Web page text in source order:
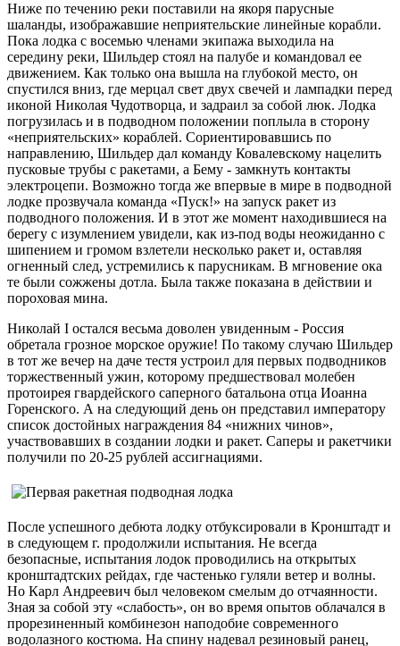
Ниже по течению реки поставили на якоря парусные
шаланды, изображавшие неприятельские линейные корабли.
Пока лодка с восемью членами экипажа выходила на
середину реки, Шильдер стоял на палубе и командовал ее
движением. Как только она вышла на глубокой место, он
спустился вниз, где мерцал свет двух свечей и лампадки перед
иконой Николая Чудотворца, и задраил за собой люк. Лодка
погрузилась и в подводном положении поплыла в сторону
«неприятельских» кораблей. Сориентировавшись по
направлению, Шильдер дал команду Ковалевскому нацелить
пусковые трубы с ракетами, а Бему - замкнуть контакты
электроцепи. Возможно тогда же впервые в мире в подводной
лодке прозвучала команда «Пуск!» на запуск ракет из
подводного положения. И в этот же момент находившиеся на
берегу с изумлением увидели, как из-под воды неожиданно с
шипением и громом взлетели несколько ракет и, оставляя
огненный след, устремились к парусникам. В мгновение ока
те были сожжены дотла. Была также показана в действии и
пороховая мина.
Николай I остался весьма доволен увиденным - Россия
обретала грозное морское оружие! По такому случаю Шильдер
в тот же вечер на даче тестя устроил для первых подводников
торжественный ужин, которому предшествовал молебен
протоирея гвардейского саперного батальона отца Иоанна
Горенского. А на следующий день он представил императору
список достойных награждения 84 «нижних чинов»,
участвовавших в создании лодки и ракет. Саперы и ракетчики
получили по 20-25 рублей ассигнациями.
После успешного дебюта лодку отбуксировали в Кронштадт и
в следующем г. продолжили испытания. Не всегда
безопасные, испытания лодок проводились на открытых
кронштадтских рейдах, где частенько гуляли ветер и волны.
Но Карл Андреевич был человеком смелым до отчаянности.
Зная за собой эту «слабость», он во время опытов облачался в
прорезиненный комбинезон наподобие современного
водолазного костюма. На спину надевал резиновый ранец,